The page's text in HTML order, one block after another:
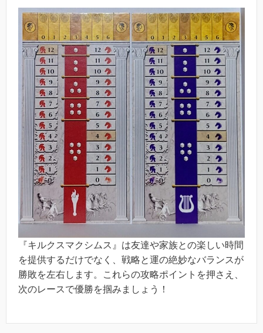
『キルクスマクシムス』は友達や家族との楽しい時間
を提供するだけでなく、戦略と運の絶妙なバランスが
勝敗を左右します。これらの攻略ポイントを押さえ、
次のレースで優勝を掴みましょう！